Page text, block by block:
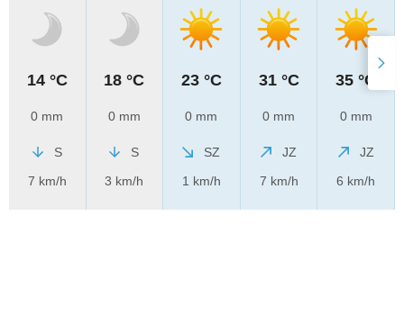
14 °C
0 mm
S
7 km/h
18 °C
0 mm
S
3 km/h
23 °C
0 mm
SZ
1 km/h
31 °C
0 mm
JZ
7 km/h
35 °C
0 mm
JZ
6 km/h